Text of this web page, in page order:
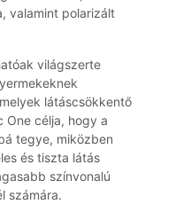
valamint polarizált
világszerte
látáscsökkentő
One célja, hogy a
tegye, miközben
és tiszta látás
színvonalú
számára.